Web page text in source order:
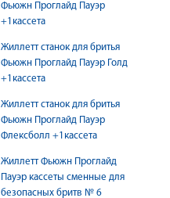
Фьюжн Проглайд Пауэр
+1кассета
Жиллетт станок для бритья
Фьюжн Проглайд Пауэр Голд
+1кассета
Жиллетт станок для бритья
Фьюжн Проглайд Пауэр
Флексболл +1кассета
Жиллетт Фьюжн Проглайд
Пауэр кассеты сменные для
безопасных бритв № 6